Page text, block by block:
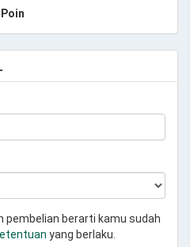
Poin
pembelian berarti kamu sudah
yang berlaku.